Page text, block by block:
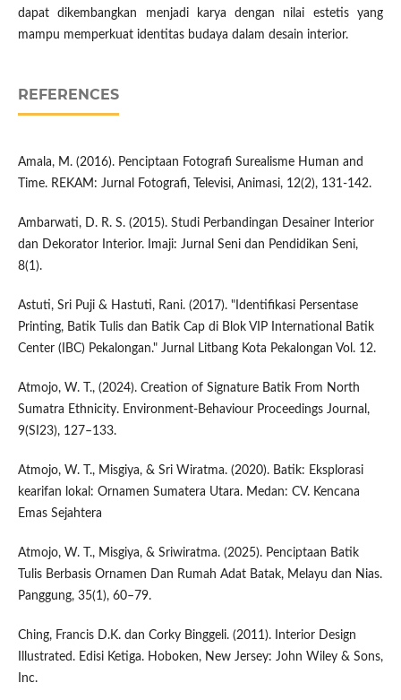
dapat dikembangkan menjadi karya dengan nilai estetis yang
mampu memperkuat identitas budaya dalam desain interior.
REFERENCES
Amala, M. (2016). Penciptaan Fotografi Surealisme Human and
Time. REKAM: Jurnal Fotografi, Televisi, Animasi, 12(2), 131-142.
Ambarwati, D. R. S. (2015). Studi Perbandingan Desainer Interior
dan Dekorator Interior. Imaji: Jurnal Seni dan Pendidikan Seni,
8(1).
Astuti, Sri Puji & Hastuti, Rani. (2017). "Identifikasi Persentase
Printing, Batik Tulis dan Batik Cap di Blok VIP International Batik
Center (IBC) Pekalongan." Jurnal Litbang Kota Pekalongan Vol. 12.
Atmojo, W. T., (2024). Creation of Signature Batik From North
Sumatra Ethnicity. Environment-Behaviour Proceedings Journal,
9(SI23), 127–133.
Atmojo, W. T., Misgiya, & Sri Wiratma. (2020). Batik: Eksplorasi
kearifan lokal: Ornamen Sumatera Utara. Medan: CV. Kencana
Emas Sejahtera
Atmojo, W. T., Misgiya, & Sriwiratma. (2025). Penciptaan Batik
Tulis Berbasis Ornamen Dan Rumah Adat Batak, Melayu dan Nias.
Panggung, 35(1), 60–79.
Ching, Francis D.K. dan Corky Binggeli. (2011). Interior Design
Illustrated. Edisi Ketiga. Hoboken, New Jersey: John Wiley & Sons,
Inc.